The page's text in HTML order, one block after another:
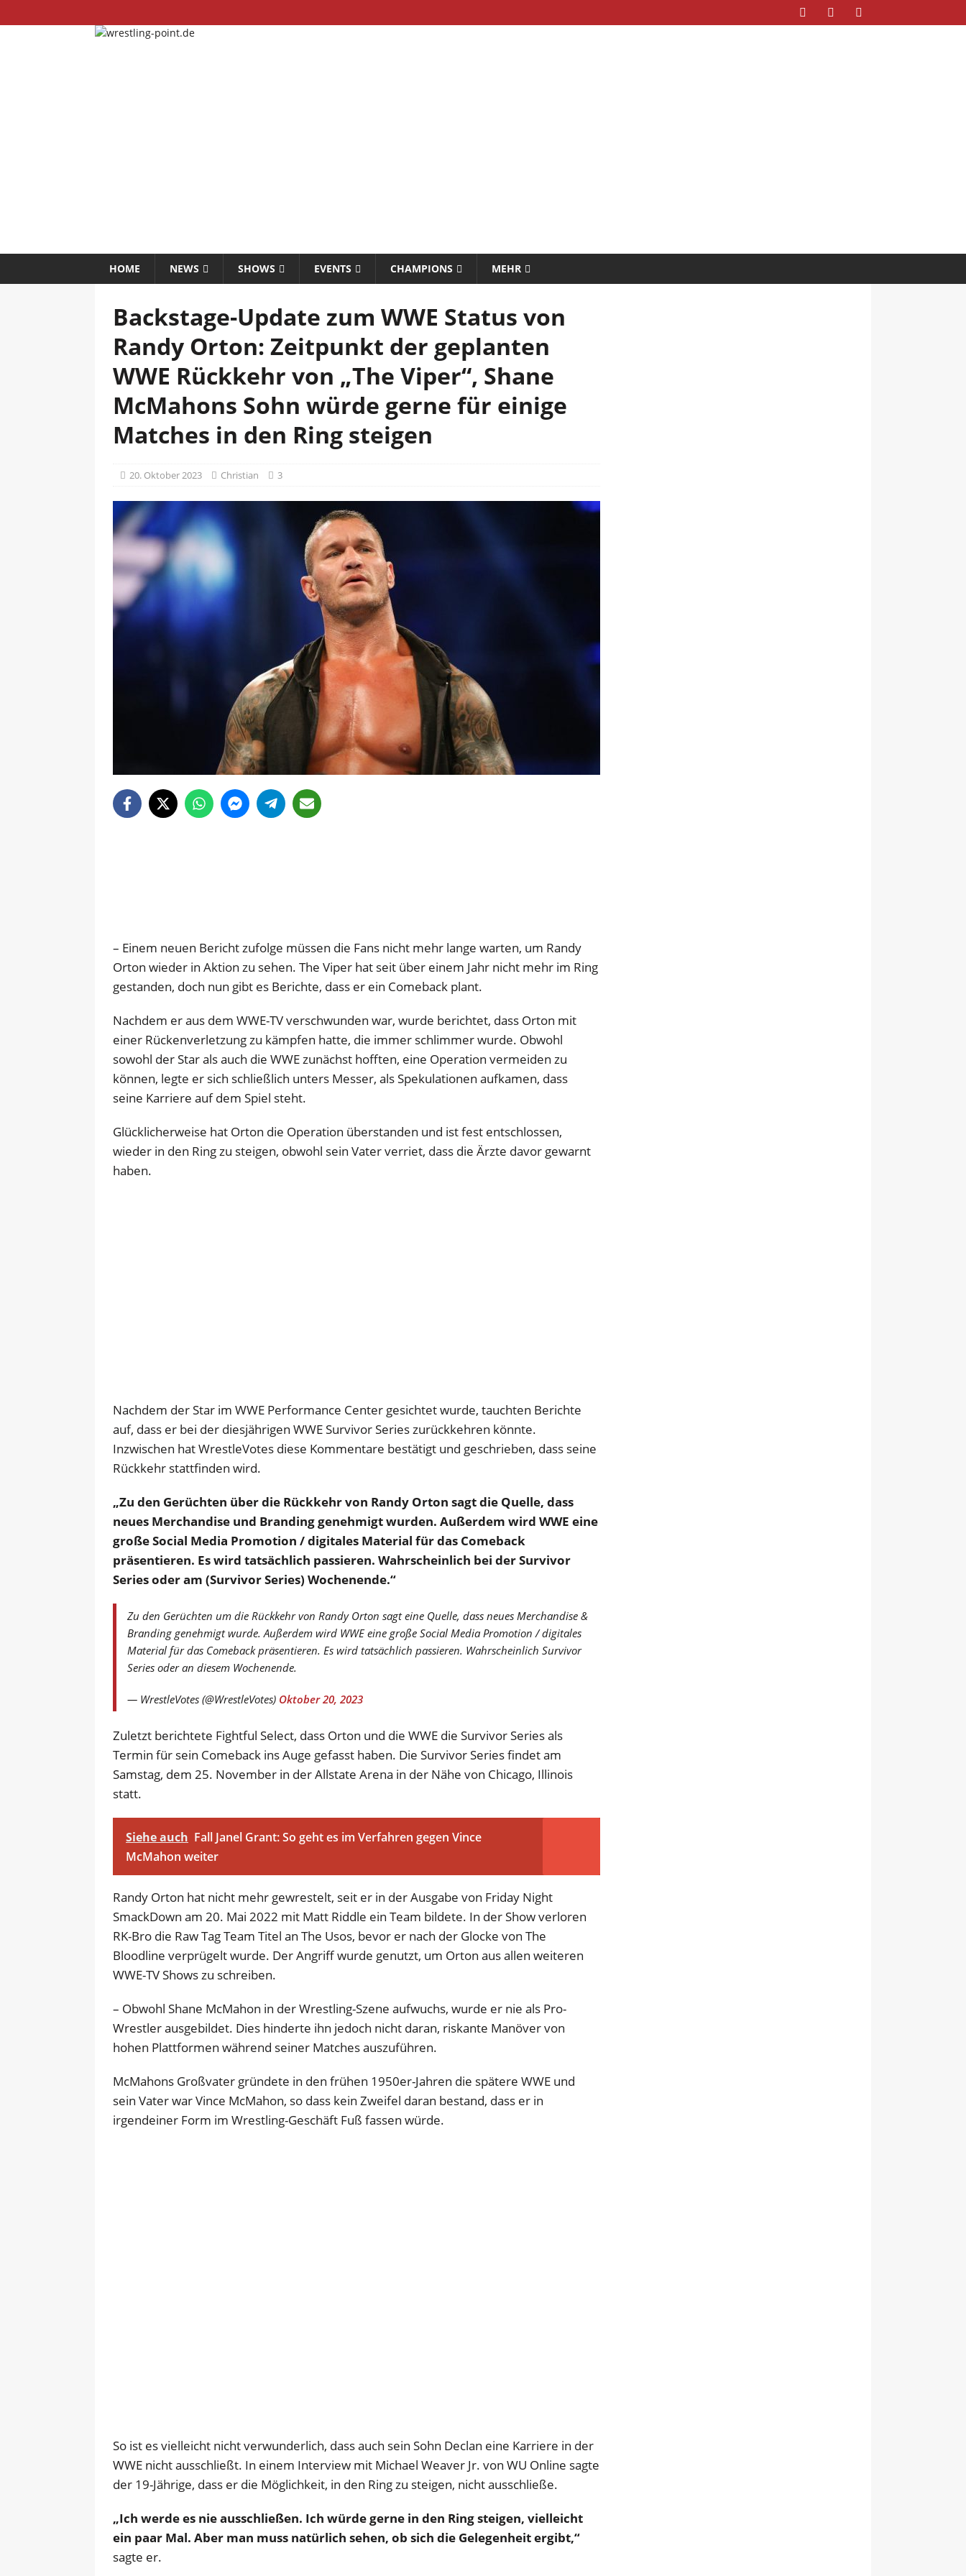
HOME NEWS SHOWS EVENTS CHAMPIONS MEHR
Backstage-Update zum WWE Status von
Randy Orton: Zeitpunkt der geplanten
WWE Rückkehr von „The Viper“, Shane
McMahons Sohn würde gerne für einige
Matches in den Ring steigen
20. Oktober 2023 Christian 3
– Einem neuen Bericht zufolge müssen die Fans nicht mehr lange warten, um Randy
Orton wieder in Aktion zu sehen. The Viper hat seit über einem Jahr nicht mehr im Ring
gestanden, doch nun gibt es Berichte, dass er ein Comeback plant.
Nachdem er aus dem WWE-TV verschwunden war, wurde berichtet, dass Orton mit
einer Rückenverletzung zu kämpfen hatte, die immer schlimmer wurde. Obwohl
sowohl der Star als auch die WWE zunächst hofften, eine Operation vermeiden zu
können, legte er sich schließlich unters Messer, als Spekulationen aufkamen, dass
seine Karriere auf dem Spiel steht.
Glücklicherweise hat Orton die Operation überstanden und ist fest entschlossen,
wieder in den Ring zu steigen, obwohl sein Vater verriet, dass die Ärzte davor gewarnt
haben.
Nachdem der Star im WWE Performance Center gesichtet wurde, tauchten Berichte
auf, dass er bei der diesjährigen WWE Survivor Series zurückkehren könnte.
Inzwischen hat WrestleVotes diese Kommentare bestätigt und geschrieben, dass seine
Rückkehr stattfinden wird.
„Zu den Gerüchten über die Rückkehr von Randy Orton sagt die Quelle, dass
neues Merchandise und Branding genehmigt wurden. Außerdem wird WWE eine
große Social Media Promotion / digitales Material für das Comeback
präsentieren. Es wird tatsächlich passieren. Wahrscheinlich bei der Survivor
Series oder am (Survivor Series) Wochenende.“
Zu den Gerüchten um die Rückkehr von Randy Orton sagt eine Quelle, dass neues Merchandise &
Branding genehmigt wurde. Außerdem wird WWE eine große Social Media Promotion / digitales
Material für das Comeback präsentieren. Es wird tatsächlich passieren. Wahrscheinlich Survivor
Series oder an diesem Wochenende.
— WrestleVotes (@WrestleVotes) Oktober 20, 2023
Zuletzt berichtete Fightful Select, dass Orton und die WWE die Survivor Series als
Termin für sein Comeback ins Auge gefasst haben. Die Survivor Series findet am
Samstag, dem 25. November in der Allstate Arena in der Nähe von Chicago, Illinois
statt.
Siehe auch Fall Janel Grant: So geht es im Verfahren gegen Vince
McMahon weiter
Randy Orton hat nicht mehr gewrestelt, seit er in der Ausgabe von Friday Night
SmackDown am 20. Mai 2022 mit Matt Riddle ein Team bildete. In der Show verloren
RK-Bro die Raw Tag Team Titel an The Usos, bevor er nach der Glocke von The
Bloodline verprügelt wurde. Der Angriff wurde genutzt, um Orton aus allen weiteren
WWE-TV Shows zu schreiben.
– Obwohl Shane McMahon in der Wrestling-Szene aufwuchs, wurde er nie als Pro-
Wrestler ausgebildet. Dies hinderte ihn jedoch nicht daran, riskante Manöver von
hohen Plattformen während seiner Matches auszuführen.
McMahons Großvater gründete in den frühen 1950er-Jahren die spätere WWE und
sein Vater war Vince McMahon, so dass kein Zweifel daran bestand, dass er in
irgendeiner Form im Wrestling-Geschäft Fuß fassen würde.
So ist es vielleicht nicht verwunderlich, dass auch sein Sohn Declan eine Karriere in der
WWE nicht ausschließt. In einem Interview mit Michael Weaver Jr. von WU Online sagte
der 19-Jährige, dass er die Möglichkeit, in den Ring zu steigen, nicht ausschließe.
„Ich werde es nie ausschließen. Ich würde gerne in den Ring steigen, vielleicht
ein paar Mal. Aber man muss natürlich sehen, ob sich die Gelegenheit ergibt,“
sagte er.